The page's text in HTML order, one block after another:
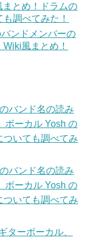
とめ！ドラムの
調べてみた！
ンドメンバーの
風まとめ！
バンド名の読み
ボーカル Yosh の
いても調べてみ
バンド名の読み
ボーカル Yosh の
いても調べてみ
ターボーカル、